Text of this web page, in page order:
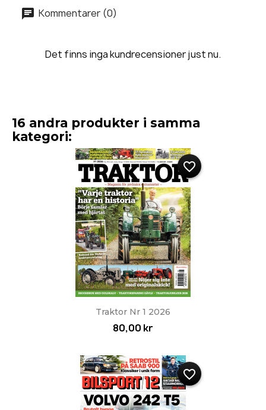
Kommentarer (0)
Det finns inga kundrecensioner just nu.
16 andra produkter i samma
kategori:
Traktor Nr 1 2026
80,00 kr
favorite_border
favorite_border